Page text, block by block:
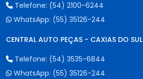
Telefone: (54) 2100-6244
WhatsApp: (55) 35126-244
CENTRAL AUTO PEÇAS - CAXIAS DO SUL
Telefone: (54) 3535-6844
WhatsApp: (55) 35126-244